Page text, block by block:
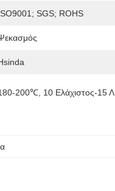
SGS; ROHS
200℃, 10 Ελάχιστος-15 Λ.